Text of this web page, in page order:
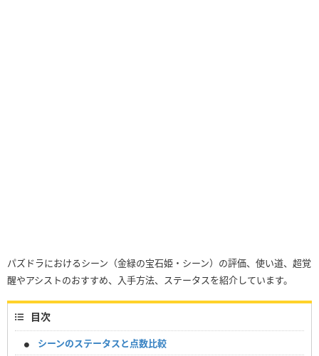
パズドラにおけるシーン（金緑の宝石姫・シーン）の評価、使い道、超覚
醒やアシストのおすすめ、入手方法、ステータスを紹介しています。
目次
シーンのステータスと点数比較